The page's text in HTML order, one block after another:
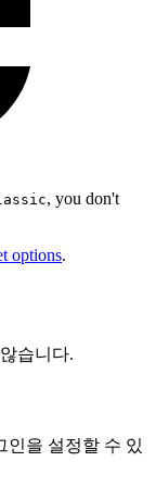
, you don't
options.
습니다.
인을 설정할 수 있